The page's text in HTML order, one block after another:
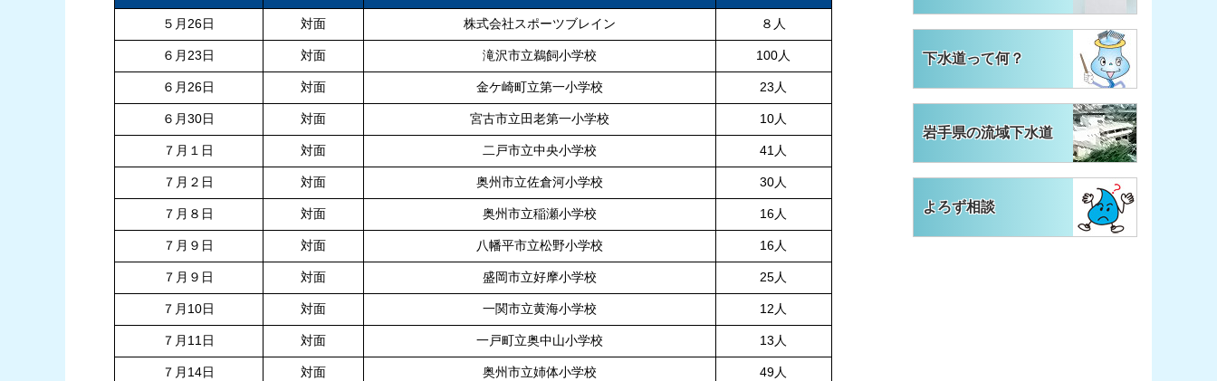
５月26日 対面 株式会社スポーツブレイン ８人
６月23日 対面 滝沢市立鵜飼小学校 100人
６月26日 対面 金ケ崎町立第一小学校 23人
６月30日 対面 宮古市立田老第一小学校 10人
７月１日 対面 二戸市立中央小学校 41人
７月２日 対面 奥州市立佐倉河小学校 30人
７月８日 対面 奥州市立稲瀬小学校 16人
７月９日 対面 八幡平市立松野小学校 16人
７月９日 対面 盛岡市立好摩小学校 25人
７月10日 対面 一関市立黄海小学校 12人
７月11日 対面 一戸町立奥中山小学校 13人
７月14日 対面 奥州市立姉体小学校 49人
下水道って何？
岩手県の流域下水道
よろず相談